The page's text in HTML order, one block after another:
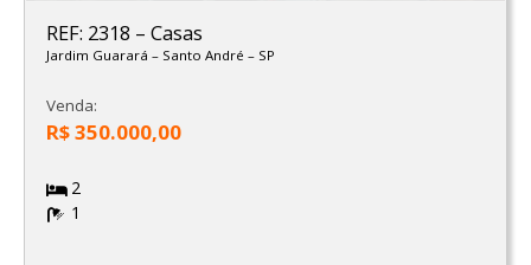
REF: 2318 – Casas
Jardim Guarará – Santo André – SP
Venda:
R$ 350.000,00
2
1